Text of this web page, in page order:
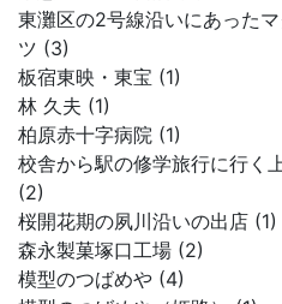
東灘区の2号線沿いにあった
ツ (3)
板宿東映・東宝 (1)
林 久夫 (1)
柏原赤十字病院 (1)
校舎から駅の修学旅行に行く
(2)
桜開花期の夙川沿いの出店 (1)
森永製菓塚口工場 (2)
模型のつばめや (4)